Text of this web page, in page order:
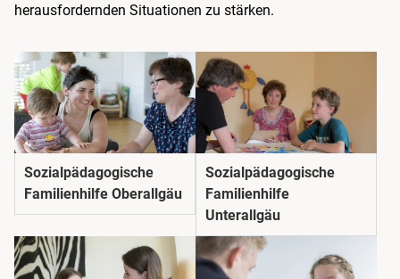
herausfordernden Situationen zu stärken.
Sozial­pädago­gische
Familienhilfe Oberallgäu
Sozial­pädago­gische
Familienhilfe
Unterallgäu